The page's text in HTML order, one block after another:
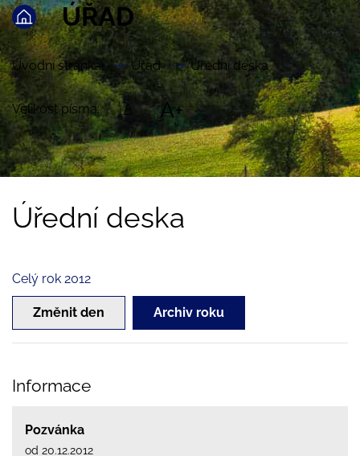
ÚŘAD
Úvodní stránka Úřad Úřední deska
Velikost písma: A A+
Úřední deska
Celý rok 2012
Změnit den Archiv roku
Informace
Pozvánka
od 20.12.2012